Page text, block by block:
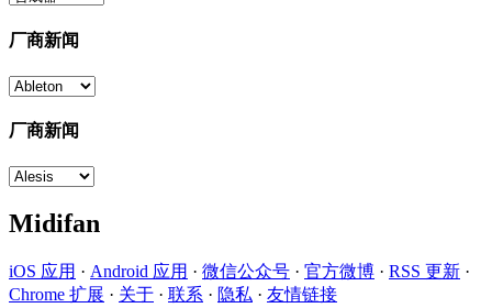
厂商新闻
厂商新闻
Midifan
iOS 应用 · Android 应用 · 微信公众号 · 官方微博 · RSS 更新 ·
Chrome 扩展 · 关于 · 联系 · 隐私 · 友情链接